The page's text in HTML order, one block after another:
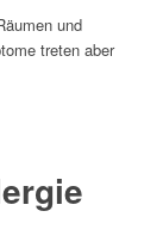
und
treten aber